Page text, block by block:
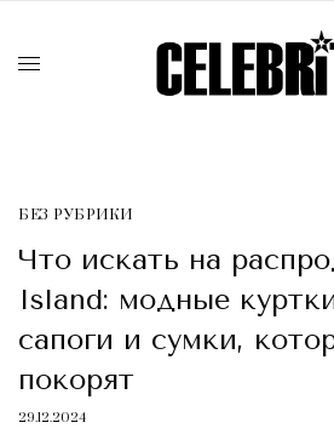
БЕЗ РУБРИКИ
Что искать на
Island: модные
сапоги и сумки,
покорят
29.12.2024